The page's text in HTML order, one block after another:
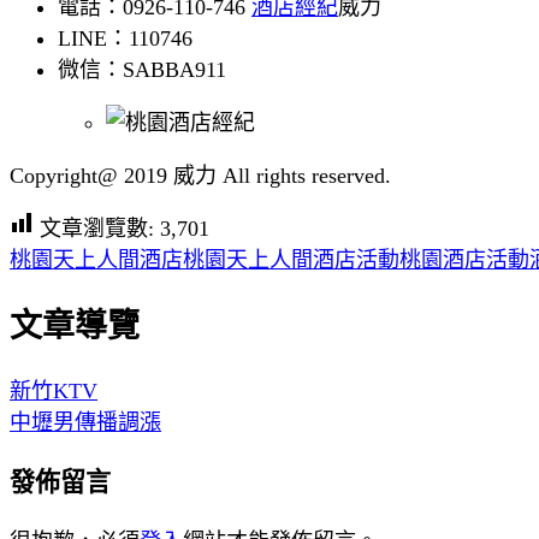
電話：0926-110-746 酒店經紀威力
LINE：110746
微信：SABBA911
Copyright@ 2019 威力 All rights reserved.
文章瀏覽數: 3,701
桃園天上人間酒店桃園天上人間酒店活動桃園酒店活動
文章導覽
新竹KTV
中壢男傳播調漲
發佈留言